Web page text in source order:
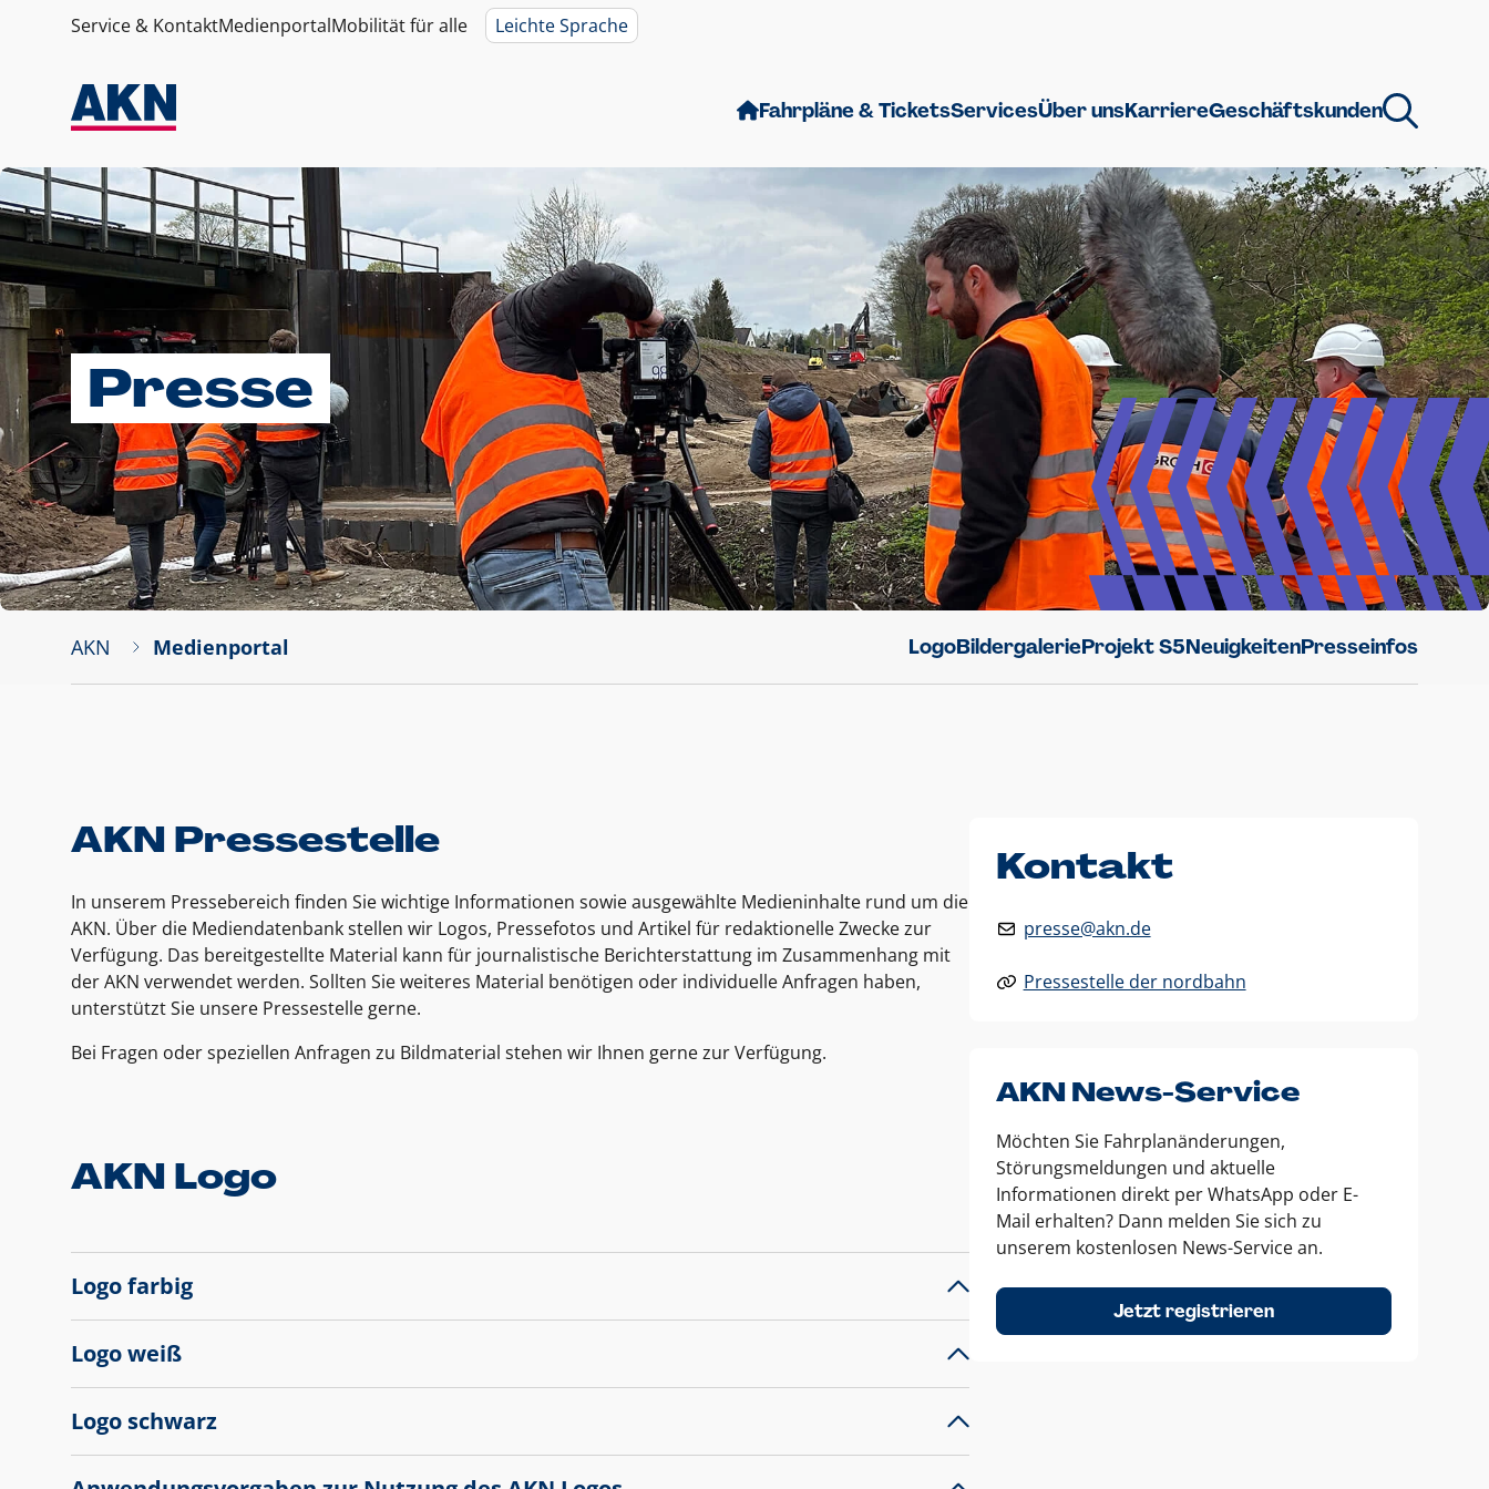
Service & KontaktMedienportalMobilität für alle Leichte Sprache
Fahrpläne & TicketsServicesÜber unsKarriereGeschäftskunden
Presse
AKN Medienportal LogoBildergalerieProjekt S5NeuigkeitenPresseinfos
AKN Pressestelle
In unserem Pressebereich finden Sie wichtige Informationen sowie ausgewählte Medieninhalte rund um die
AKN. Über die Mediendatenbank stellen wir Logos, Pressefotos und Artikel für redaktionelle Zwecke zur
Verfügung. Das bereitgestellte Material kann für journalistische Berichterstattung im Zusammenhang mit
der AKN verwendet werden. Sollten Sie weiteres Material benötigen oder individuelle Anfragen haben,
unterstützt Sie unsere Pressestelle gerne.
Bei Fragen oder speziellen Anfragen zu Bildmaterial stehen wir Ihnen gerne zur Verfügung.
AKN Logo
Logo farbig
Logo weiß
Logo schwarz
Kontakt
presse@akn.de
Pressestelle der nordbahn
AKN News-Service
Möchten Sie Fahrplanänderungen,
Störungsmeldungen und aktuelle
Informationen direkt per WhatsApp oder E-
Mail erhalten? Dann melden Sie sich zu
unserem kostenlosen News-Service an.
Jetzt registrieren